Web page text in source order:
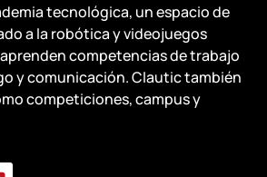
tecnológica, un espacio de
a la robótica y videojuegos
competencias de trabajo
y comunicación. Clautic también
competiciones, campus y